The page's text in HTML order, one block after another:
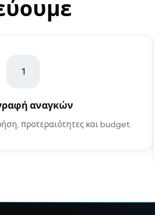
1
αναγκών
προτεραιότητες και budget.